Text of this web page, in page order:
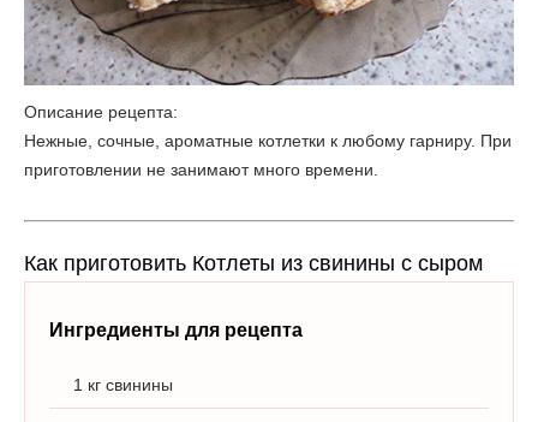
Описание рецепта:
Нежные, сочные, ароматные котлетки к любому гарниру. При
приготовлении не занимают много времени.
Как приготовить Котлеты из свинины с сыром
Ингредиенты для рецепта
1 кг свинины